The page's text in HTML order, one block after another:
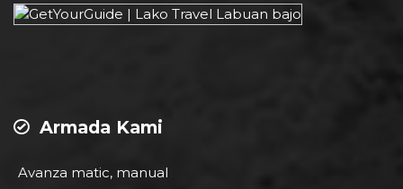
Armada Kami
Avanza matic, manual